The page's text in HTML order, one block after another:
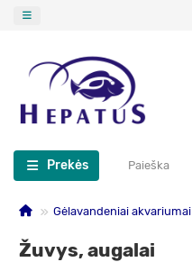
Prekės
Gėlavandeniai akvariumai
Žuvys, augalai